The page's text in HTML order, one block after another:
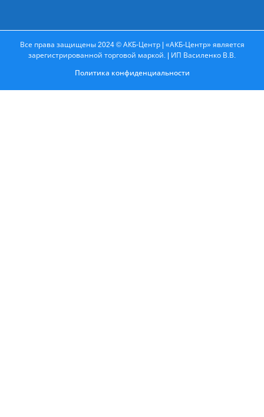
Все права защищены 2024 © АКБ-Центр | «АКБ-Центр» является
зарегистрированной торговой маркой. | ИП Василенко В.В.
Политика конфиденциальности